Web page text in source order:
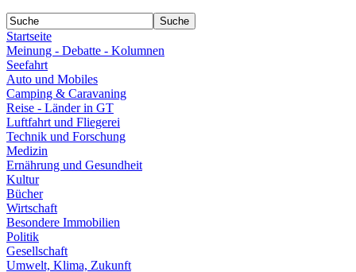
Startseite
Meinung - Debatte - Kolumnen
Seefahrt
Auto und Mobiles
Camping & Caravaning
Reise - Länder in GT
Luftfahrt und Fliegerei
Technik und Forschung
Medizin
Ernährung und Gesundheit
Kultur
Bücher
Wirtschaft
Besondere Immobilien
Politik
Gesellschaft
Umwelt, Klima, Zukunft